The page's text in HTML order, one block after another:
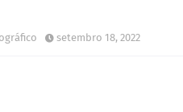
setembro 18, 2022